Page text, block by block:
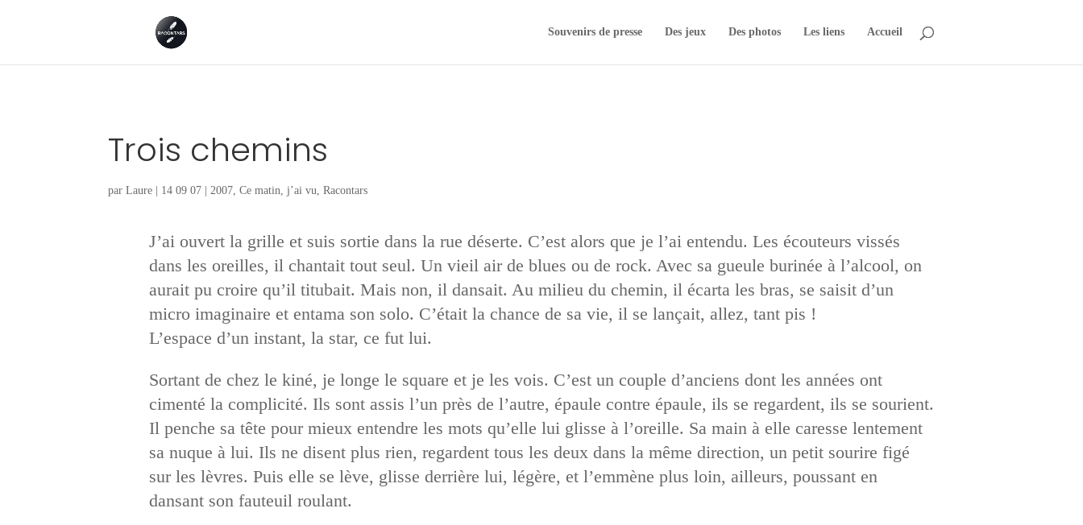
Souvenirs de presse Des jeux Des photos Les liens Accueil
Trois chemins
parLaure | 14 09 07 | 2007 ,Ce matin, j’ai vu ,Racontars
J’ai ouvert la grille et suis sortie dans la rue déserte. C’est alors que je l’ai entendu. Les écouteurs vissés
dans les oreilles, il chantait tout seul. Un vieil air de blues ou de rock. Avec sa gueule burinée à l’alcool, on
aurait pu croire qu’il titubait. Mais non, il dansait. Au milieu du chemin, il écarta les bras, se saisit d’un
micro imaginaire et entama son solo. C’était la chance de sa vie, il se lançait, allez, tant pis !
L’espace d’un instant, la star, ce fut lui.
Sortant de chez le kiné, je longe le square et je les vois. C’est un couple d’anciens dont les années ont
cimenté la complicité. Ils sont assis l’un près de l’autre, épaule contre épaule, ils se regardent, ils se sourient.
Il penche sa tête pour mieux entendre les mots qu’elle lui glisse à l’oreille. Sa main à elle caresse lentement
sa nuque à lui. Ils ne disent plus rien, regardent tous les deux dans la même direction, un petit sourire figé
sur les lèvres. Puis elle se lève, glisse derrière lui, légère, et l’emmène plus loin, ailleurs, poussant en
dansant son fauteuil roulant.